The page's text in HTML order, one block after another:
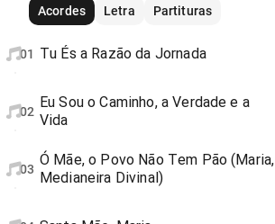
Acordes
Letra Partituras
01 Tu És a Razão da Jornada
02
Eu Sou o Caminho, a Verdade e a
Vida
03
Ó Mãe, o Povo Não Tem Pão (Maria,
Medianeira Divinal)